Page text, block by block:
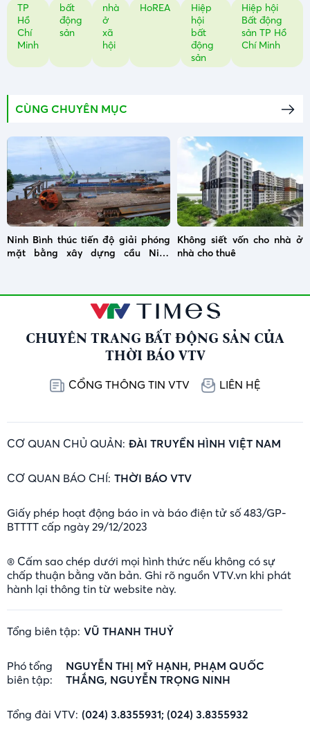
TP
Hồ
Chí
Minh
bất
động
sản
nhà
ở
xã
hội
HoREA
Hiệp
hội
bất
động
sản
Hiệp hội
Bất động
sản TP Hồ
Chí Minh
CÙNG CHUYÊN MỤC
Ninh Bình thúc tiến độ giải phóng
mặt bằng xây dựng cầu Ninh
Không siết vốn cho nhà ở
nhà cho thuê
CHUYÊN TRANG BẤT ĐỘNG SẢN CỦA
THỜI BÁO VTV
CỔNG THÔNG TIN VTV LIÊN HỆ
CƠ QUAN CHỦ QUẢN: ĐÀI TRUYỀN HÌNH VIỆT NAM
CƠ QUAN BÁO CHÍ: THỜI BÁO VTV
Giấy phép hoạt động báo in và báo điện tử số 483/GP-
BTTTT cấp ngày 29/12/2023
® Cấm sao chép dưới mọi hình thức nếu không có sự
chấp thuận bằng văn bản. Ghi rõ nguồn VTV.vn khi phát
hành lại thông tin từ website này.
Tổng biên tập: VŨ THANH THUỶ
Phó tổng
biên tập:
NGUYỄN THỊ MỸ HẠNH, PHẠM QUỐC
THẮNG, NGUYỄN TRỌNG NINH
Tổng đài VTV: (024) 3.8355931; (024) 3.8355932